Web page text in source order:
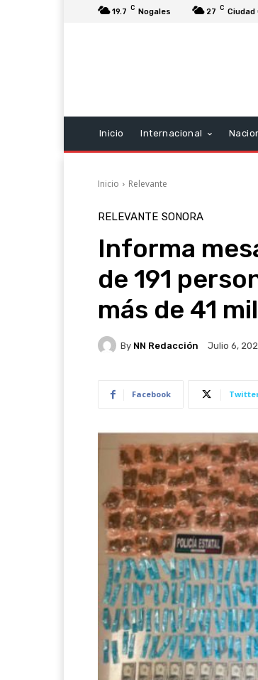
19.7 C Nogales 27 C Ciudad
Inicio Internacional
Inicio Relevante
RELEVANTE SONORA
Informa
de 191
más de 41
By NN Redacción Julio 6,
Facebook